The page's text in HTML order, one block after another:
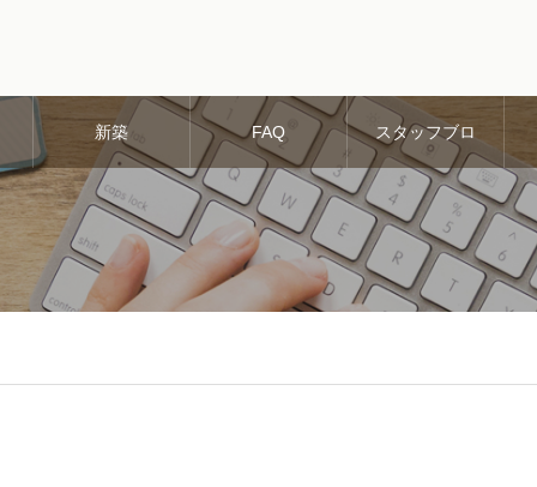
新築 FAQ スタッフブロ
グ